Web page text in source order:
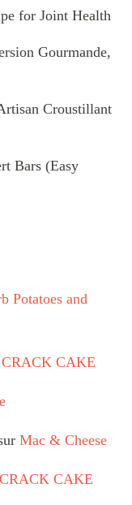
for Joint Health
Gourmande,
Croustillant
Bars (Easy
Potatoes and
CAKE
Mac & Cheese
CAKE